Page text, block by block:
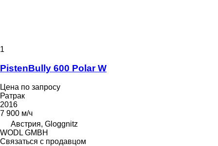
1
PistenBully 600 Polar W
Цена по запросу
Ратрак
2016
7 900 м/ч
Австрия, Gloggnitz
WODL GMBH
Связаться с продавцом